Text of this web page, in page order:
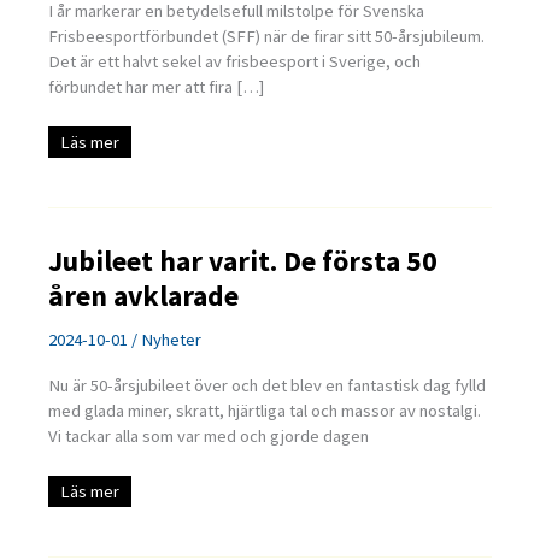
I år markerar en betydelsefull milstolpe för Svenska
Frisbeesportförbundet (SFF) när de firar sitt 50-årsjubileum.
Det är ett halvt sekel av frisbeesport i Sverige, och
förbundet har mer att fira […]
Svenska
Frisbeesportförbundet
medlemsföreningar
Läs mer
Jubileet har varit. De första 50
åren avklarade
2024-10-01 / Nyheter
Nu är 50-årsjubileet över och det blev en fantastisk dag fylld
med glada miner, skratt, hjärtliga tal och massor av nostalgi.
Vi tackar alla som var med och gjorde dagen
Jubileet
har
Läs mer